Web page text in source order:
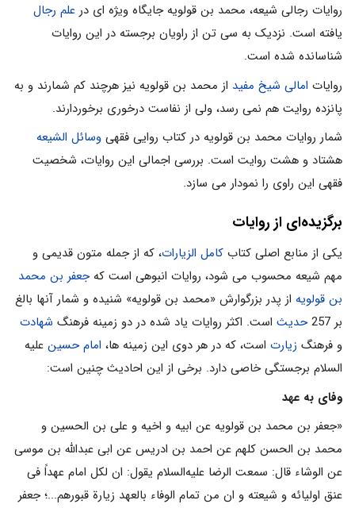
روایات رجالی شیعه، محمد بن قولویه جایگاه ویژه ‏ای در علم رجال
یافته است. نزدیک به سی تن از راویان برجسته در این روایات
شناسانده شده است.
روایات امالی شیخ مفید از محمد بن قولویه نیز هرچند کم ‏شمارند و به
پانزده روایت هم نمی ‏رسد، ولی از نفاست درخوری برخوردارند.
شمار روایات محمد بن قولویه در کتاب روایی فقهی وسائل الشیعه
هشتاد و هشت روایت است. بررسی اجمالی این روایات، شخصیت
فقهی این راوی را نمودار می ‏سازد.
برگزیده‌ای از روایات
یکی از منابع اصلی کتاب کامل الزیارات، که از جمله متون قدیمی و
مهم شیعه محسوب می ‏شود، روایات انبوهی است کهجعفر بن محمد
بن قولویه از پدر بزرگوارش «محمد بن قولویه» شنیده و شمار آنها بالغ
بر 257
حدیث است. اکثر روایات یاد شده در دو زمینه فرهنگ شهادت
و فرهنگ زیارت است، که در هر دوی این زمینه‏ ها، امام حسین علیه‏
السلام برجستگی خاصی دارد. برخی از این احادیث چنین است:
وفای به عهد
«جعفر بن محمد بن قولویه عن ابیه و اخیه و علی بن الحسین و
محمد بن الحسن کلهم عن احمد بن ادریس عن ابی عبدالله بن موسی
عن الوشاء قال: سمعت الرضا علیه‌السلام یقول: ان لکل امام عهداً فی
عنق اولیائه و شیعته و ان من تمام الوفاء بالعهد زیارة قبورهم...؛ جعفر